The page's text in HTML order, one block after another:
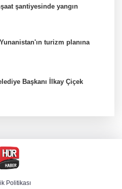
şantiyesinde yangın
turizm planına
Başkanı İlkay Çiçek
MASAK para
Politikası